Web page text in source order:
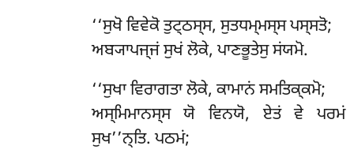
‘‘ਸੁਖੋ ਵਿਵੇਕੋ ਤੁਟ੍ਠਸ੍ਸ, ਸੁਤਧਮ੍ਮਸ੍ਸ ਪਸ੍ਸਤੋ;
ਅਬ੍ਯਾਪਜ੍ਜਂ ਸੁਖਂ ਲੋਕੇ, ਪਾਣਭੂਤੇਸੁ ਸਂਯਮੋ.
‘‘ਸੁਖਾਵਿਰਾਗਤਾ ਲੋਕੇ, ਕਾਮਾਨਂ ਸਮਤਿਕ੍ਕਮੋ;
ਅਸ੍ਮਿਮਾਨਸ੍ਸ ਯੋ ਵਿਨਯੋ, ਏਤਂ ਵੇ ਪਰਮਂ
ਸੁਖ’’ਨ੍ਤਿ. ਪਠਮਂ;